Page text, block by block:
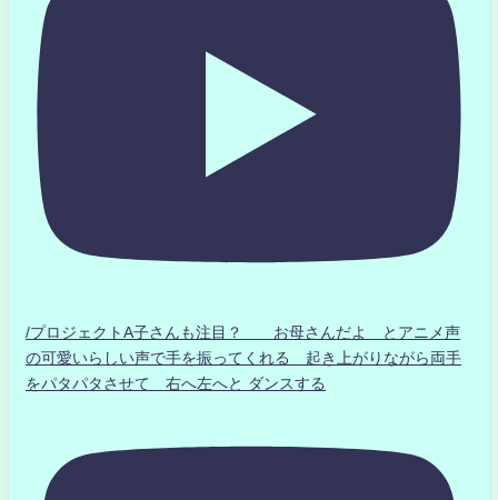
/プロジェクトA子さんも注目？ お母さんだよ とアニメ声
の可愛いらしい声で手を振ってくれる 起き上がりながら両手
をパタパタさせて 右へ左へと ダンスする